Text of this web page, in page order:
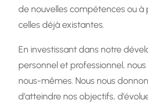
de nouvelles compétences ou
celles déjà existantes.
En investissant dans notre
personnel et professionnel,
nous-mêmes. Nous nous
d’atteindre nos objectifs,